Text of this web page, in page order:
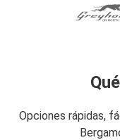
Opciones rápidas,